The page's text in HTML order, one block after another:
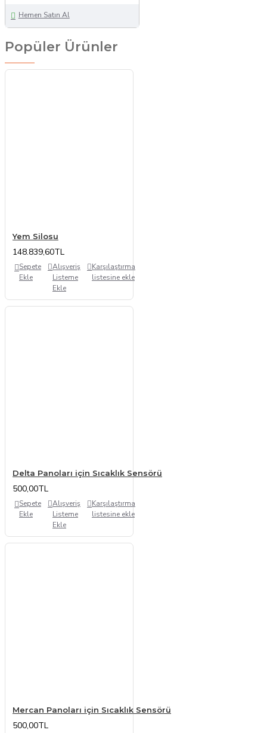
Hemen Satın Al
Popüler Ürünler
Yem Silosu
148.839,60TL
Sepete
Ekle
Alışveriş
Listeme
Ekle
Karşılaştırma
listesine ekle
Delta Panoları için Sıcaklık Sensörü
500,00TL
Sepete
Ekle
Alışveriş
Listeme
Ekle
Karşılaştırma
listesine ekle
Mercan Panoları için Sıcaklık Sensörü
500,00TL